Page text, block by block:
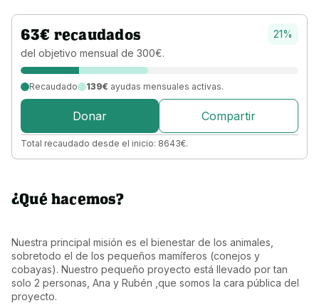
63€ recaudados
del objetivo mensual de 300€.
21%
Recaudado 139€ ayudas mensuales activas.
Donar Compartir
Total recaudado desde el inicio: 8643€.
¿Qué hacemos?
Nuestra principal misión es el bienestar de los animales,
sobretodo el de los pequeños mamíferos (conejos y
cobayas). Nuestro pequeño proyecto está llevado por tan
solo 2 personas, Ana y Rubén ,que somos la cara pública del
proyecto.